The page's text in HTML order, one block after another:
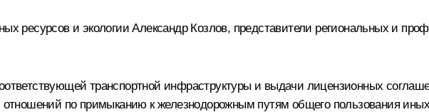
ресурсов и экологииАлександр Козлов, представители региональных и
транспортной инфраструктуры и выдачи лицензионных
по примыканию к железнодорожным путям общего пользования